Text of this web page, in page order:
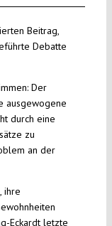
Beitrag,
Debatte
Der
ausgewogene
durch eine
zu
an der
ihre
Eckardt letzte